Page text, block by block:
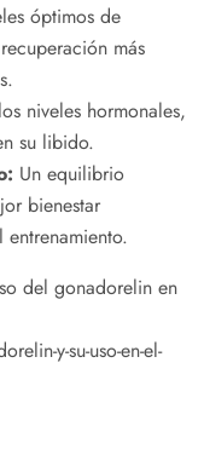
óptimos de
más
niveles hormonales,
su libido.
Un equilibrio
bienestar
del gonadorelin en
y-su-uso-en-el-